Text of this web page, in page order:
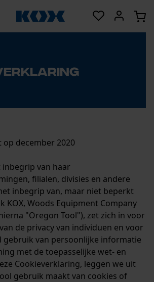
december 2020
van haar
filialen, divisies en andere
inbegrip van, maar niet beperkt
KOX, Woods Equipment Company
"Oregon Tool"), zet zich in voor
de privacy van individuen en voor
gebruik van persoonlijke informatie
met de toepasselijke wet- en
Cookieverklaring, leggen we uit
gebruik maakt van cookies of